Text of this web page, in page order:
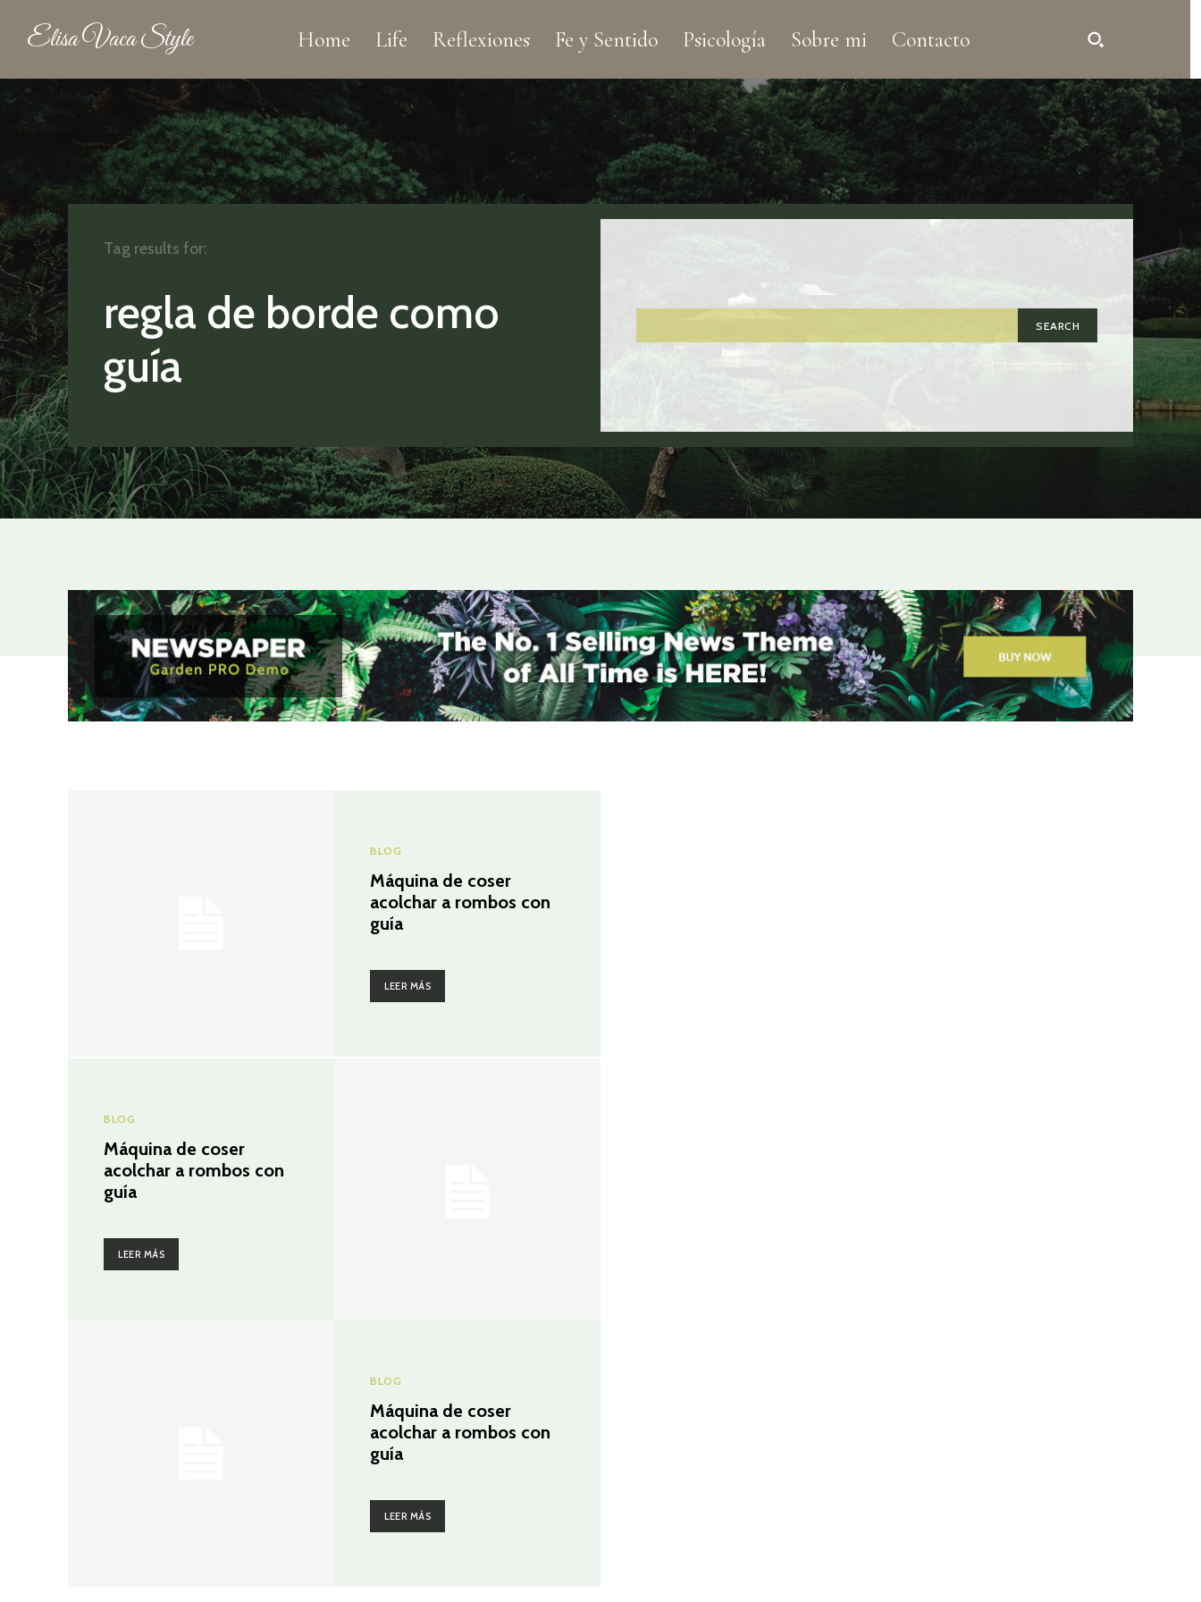
Elisa Vaca Style Home Life Reflexiones Fe y Sentido Psicología Sobre mi Contacto
regla de borde como
guía
SEARCH
Tag results for:
BLOG
Máquina de coser
acolchar a rombos con
guía
LEER MÁS
BLOG
Máquina de coser
acolchar a rombos con
guía
LEER MÁS
BLOG
Máquina de coser
acolchar a rombos con
guía
LEER MÁS